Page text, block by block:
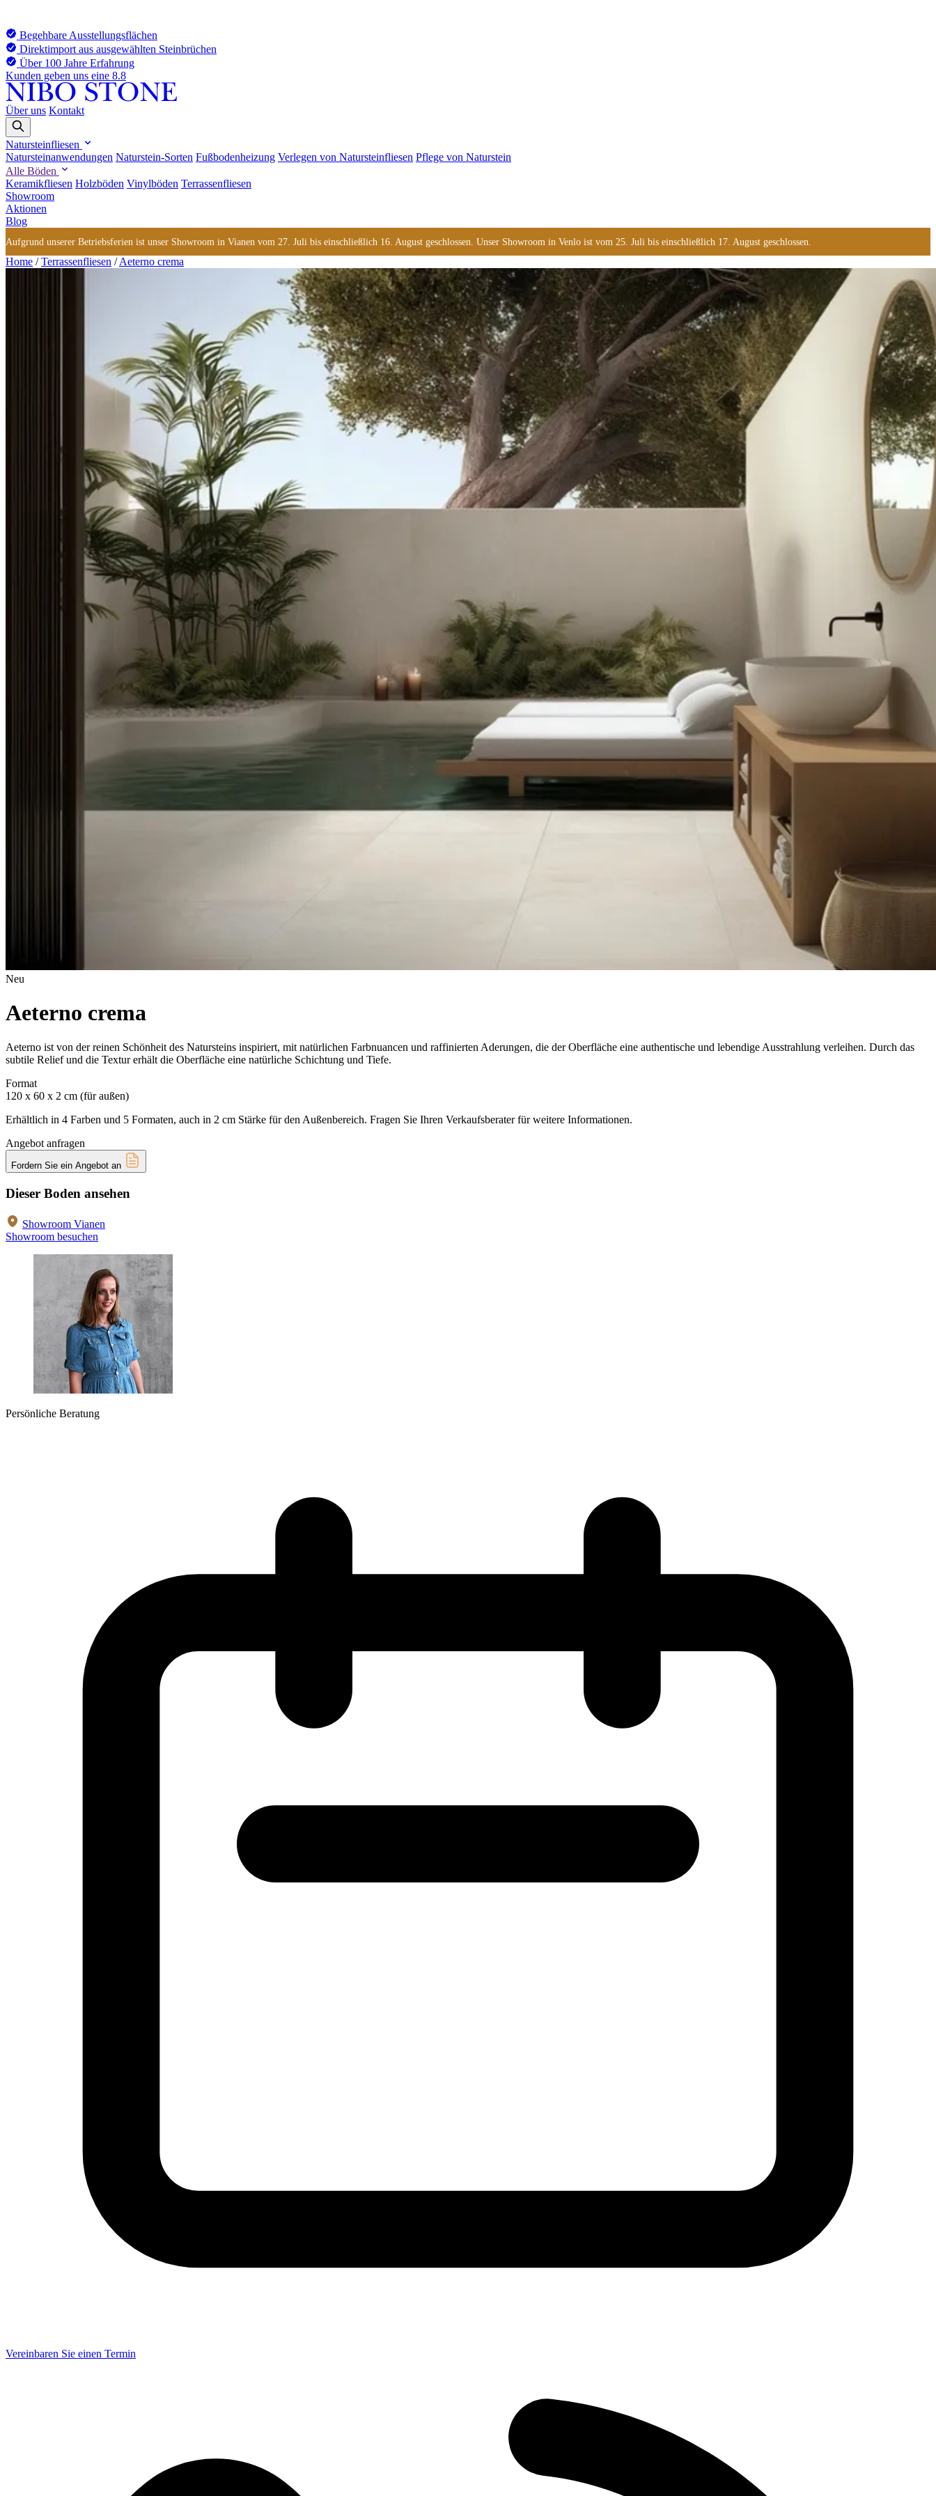
Begehbare Ausstellungsflächen
Direktimport aus ausgewählten Steinbrüchen
Über 100 Jahre Erfahrung
Kunden geben uns eine 8.8
Über uns Kontakt
Natursteinfliesen
Natursteinanwendungen Naturstein-Sorten Fußbodenheizung Verlegen von Natursteinfliesen Pflege von Naturstein
Alle Böden
Keramikfliesen Holzböden Vinylböden Terrassenfliesen
Showroom
Aktionen
Blog
Aufgrund unserer Betriebsferien ist unser Showroom in Vianen vom 27. Juli bis einschließlich 16. August geschlossen. Unser Showroom in Venlo ist vom 25. Juli bis einschließlich 17. August geschlossen.
Home /Terrassenfliesen /Aeterno crema
Neu
Aeterno crema
Aeterno ist von der reinen Schönheit des Natursteins inspiriert, mit natürlichen Farbnuancen und raffinierten Aderungen, die der Oberfläche eine authentische und lebendige Ausstrahlung verleihen. Durch das
subtile Relief und die Textur erhält die Oberfläche eine natürliche Schichtung und Tiefe.
Format
120 x 60 x 2 cm (für außen)
Erhältlich in 4 Farben und 5 Formaten, auch in 2 cm Stärke für den Außenbereich. Fragen Sie Ihren Verkaufsberater für weitere Informationen.
Angebot anfragen
Fordern Sie ein Angebot an
Dieser Boden ansehen
Showroom Vianen
Showroom besuchen
Persönliche Beratung
Vereinbaren Sie einen Termin